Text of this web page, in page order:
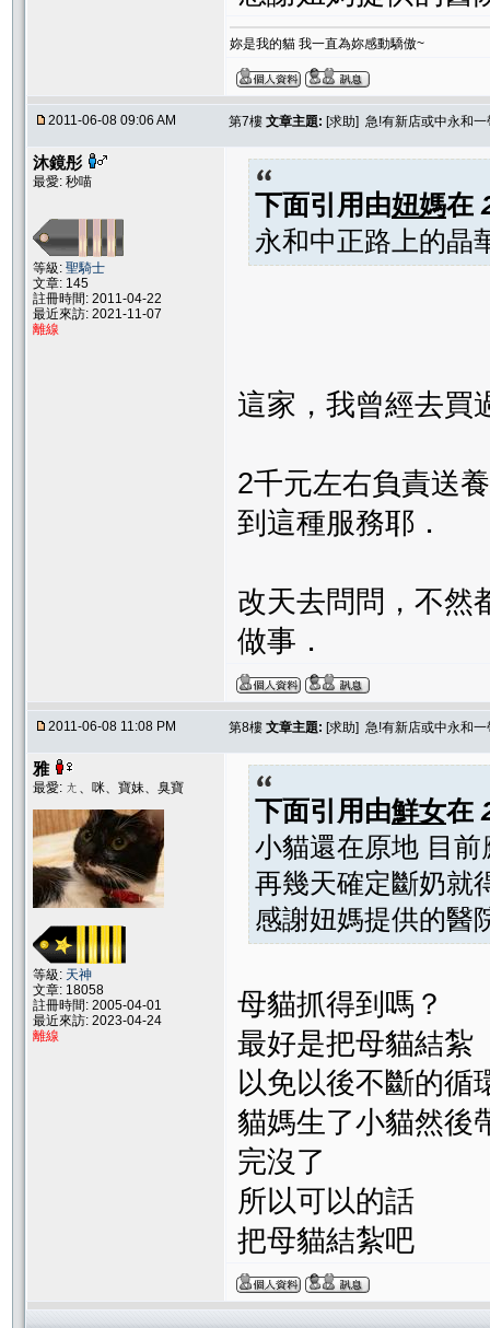
妳是我的貓 我一直為妳感動驕傲~
2011-06-08 09:06 AM 第7樓 文章主題: [求助] 急!有新店或中永和
沐鏡彤
最愛: 秒喵
等級: 聖騎士
文章: 145
註冊時間: 2011-04-22
最近來訪: 2021-11-07
離線
下面引用由妞媽在
永和中正路上的晶
這家，我曾經去買
2千元左右負責送
到這種服務耶．
改天去問問，不然
做事．
2011-06-08 11:08 PM 第8樓 文章主題: [求助] 急!有新店或中永和
雅
最愛: ㄤ、咪、寶妹、臭寶
等級: 天神
文章: 18058
註冊時間: 2005-04-01
最近來訪: 2023-04-24
離線
下面引用由鮮女在
小貓還在原地 目
再幾天確定斷奶就
感謝妞媽提供的醫
母貓抓得到嗎？
最好是把母貓結紮
以免以後不斷的循
貓媽生了小貓然後
完沒了
所以可以的話
把母貓結紮吧